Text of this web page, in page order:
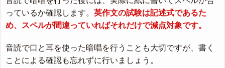
っているか確認します。 英作文の試験は記述式であるた
め、スペルが間違っていればそれだけで減点対象です。
音読で口と耳を使った暗唱を行うことも大切ですが、書く
ことによる確認も忘れずに行いましょう。